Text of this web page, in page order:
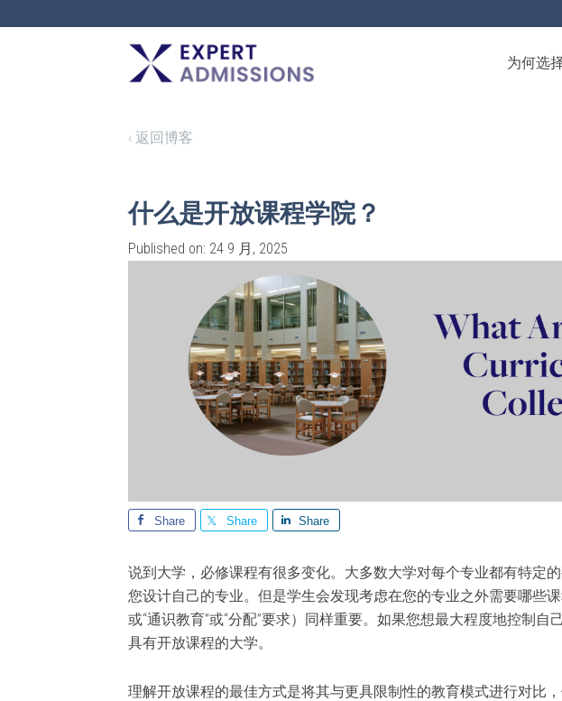
EXPERT
ADMISSIONS
为何选
‹ 返回博客
什么是开放课程学院？
Published on: 24 9 月, 2025
Share Share Share
说到大学，必修课程有很多变化。大多数大学对每个专业都有特定
您设计自己的专业。但是学生会发现考虑在您的专业之外需要哪些
或“通识教育”或“分配”要求）同样重要。如果您想最大程度地控制自
具有开放课程的大学。
理解开放课程的最佳方式是将其与更具限制性的教育模式进行对比，